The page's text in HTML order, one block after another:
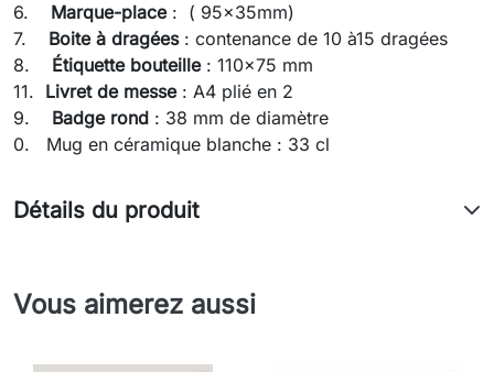
6. Marque-place: ( 95x35mm)
7. Boite à dragées: contenance de 10 à15 dragées
8.
Étiquette bouteille: 110x75 mm
11. Livret de messe: A4 plié en 2
9. Badge rond : 38 mm de diamètre
0. Mug en céramique blanche : 33 cl
Détails du produit
Vous aimerez aussi